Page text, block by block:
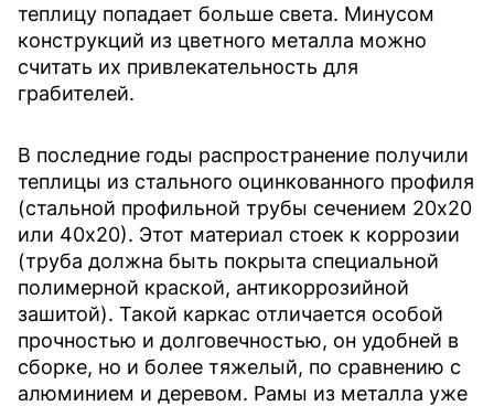
теплицу попадает больше света. Минусом
конструкций из цветного металла можно
считать их привлекательность для
грабителей.
В последние годы распространение получили
теплицы из стального оцинкованного профиля
(стальной профильной трубы сечением 20х20
или 40х20). Этот материал стоек к коррозии
(труба должна быть покрыта специальной
полимерной краской, антикоррозийной
зашитой). Такой каркас отличается особой
прочностью и долговечностью, он удобней в
сборке, но и более тяжелый, по сравнению с
алюминием и деревом. Рамы из металла уже